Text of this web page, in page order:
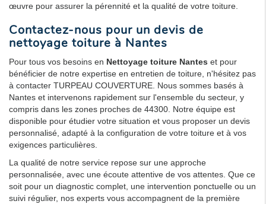
œuvre pour assurer la pérennité et la qualité de votre toiture.
Contactez-nous pour un devis de
nettoyage toiture à Nantes
Pour tous vos besoins en Nettoyage toiture Nantes et pour
bénéficier de notre expertise en entretien de toiture, n'hésitez pas
à contacter TURPEAU COUVERTURE. Nous sommes basés à
Nantes et intervenons rapidement sur l'ensemble du secteur, y
compris dans les zones proches de 44300. Notre équipe est
disponible pour étudier votre situation et vous proposer un devis
personnalisé, adapté à la configuration de votre toiture et à vos
exigences particulières.
La qualité de notre service repose sur une approche
personnalisée, avec une écoute attentive de vos attentes. Que ce
soit pour un diagnostic complet, une intervention ponctuelle ou un
suivi régulier, nos experts vous accompagnent de la première